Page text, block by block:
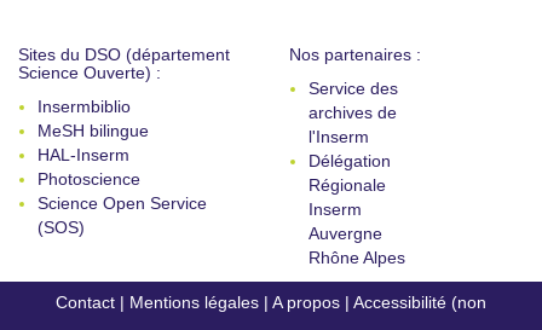
Sites du DSO (département
Science Ouverte) :
Insermbiblio
MeSH bilingue
HAL-Inserm
Photoscience
Science Open Service
(SOS)
Nos partenaires :
Service des
archives de
l'Inserm
Délégation
Régionale
Inserm
Auvergne
Rhône Alpes
Contact | Mentions légales | A propos | Accessibilité (non